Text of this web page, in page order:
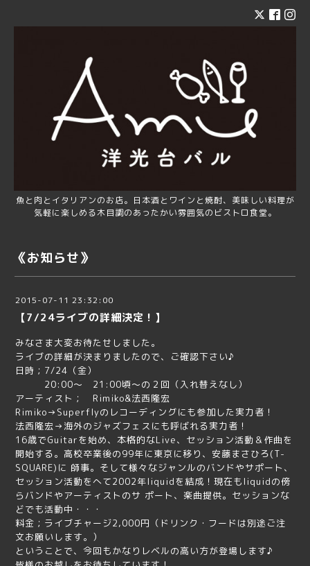
魚と肉とイタリアンのお店。日本酒とワインと焼酎、美味しい料理が
気軽に楽しめる木目調のあったかい雰囲気のビストロ食堂。
《お知らせ》
2015-07-11 23:32:00
【7/24ライブの詳細決定！】
みなさま大変お待たせしました。
ライブの詳細が決まりましたので、ご確認下さい♪
日時；7/24（金）
20:00～ 21:00頃～の２回（入れ替えなし）
アーティスト； Rimiko&法西隆宏
Rimiko→Superflyのレコーディングにも参加した実力者！
法西隆宏→海外のジャズフェスにも呼ばれる実力者！
16歳でGuitarを始め、本格的なLive、セッション活動＆作曲を
開始する。高校卒業後の99年に東京に移り、安藤まさひろ(T-
SQUARE)に 師事。そして様々なジャンルのバンドやサポート、
セッション活動をへて2002年liquidを結成！現在もliquidの傍
らバンドやアーティストのサ ポート、楽曲提供。セッションな
どでも活動中・・・
料金；ライブチャージ2,000円（ドリンク・フードは別途ご注
文お願いします。）
ということで、今回もかなりレベルの高い方が登場します♪